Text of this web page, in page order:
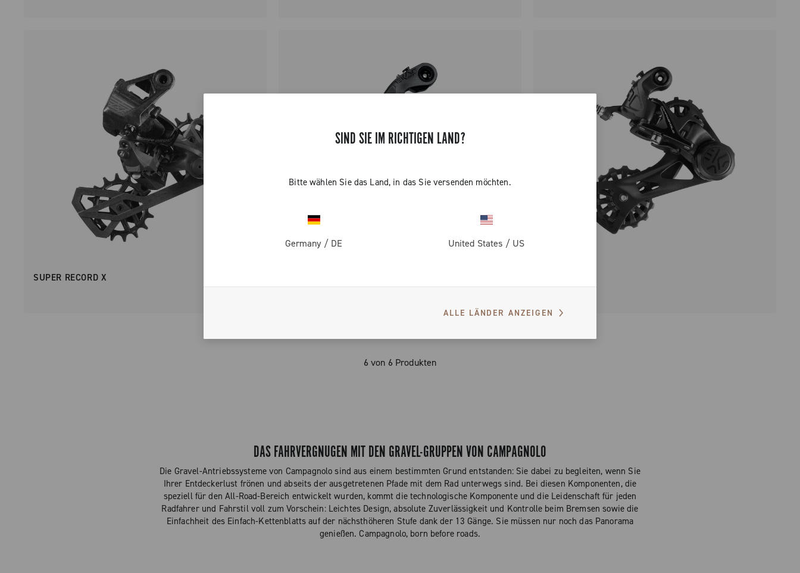
SIND SIE IM RICHTIGEN LAND?
Bitte wählen Sie das Land, in das Sie versenden möchten.
Germany / DE United States / US
ALLE LÄNDER ANZEIGEN
SUPER RECORD X
6 von 6 Produkten
DAS FAHRVERGNÜGEN MIT DEN GRAVEL-GRUPPEN VON CAMPAGNOLO
Die Gravel-Antriebssysteme von Campagnolo sind aus einem bestimmten Grund entstanden: Sie dabei zu begleiten, wenn Sie
Ihrer Entdeckerlust frönen und abseits der ausgetretenen Pfade mit dem Rad unterwegs sind. Bei diesen Komponenten, die
speziell für den All-Road-Bereich entwickelt wurden, kommt die technologische Komponente und die Leidenschaft für jeden
Radfahrer und Fahrstil voll zum Vorschein: Leichtes Design, absolute Zuverlässigkeit und Kontrolle beim Bremsen sowie die
Einfachheit des Einfach-Kettenblatts auf der nächsthöheren Stufe dank der 13 Gänge. Sie müssen nur noch das Panorama
genießen. Campagnolo, born before roads.